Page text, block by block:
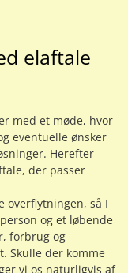
elaftale
med et møde, hvor
eventuelle ønsker
Herefter
der passer
overflytningen, så I
og et løbende
forbrug og
Skulle der komme
vi os naturligvis af